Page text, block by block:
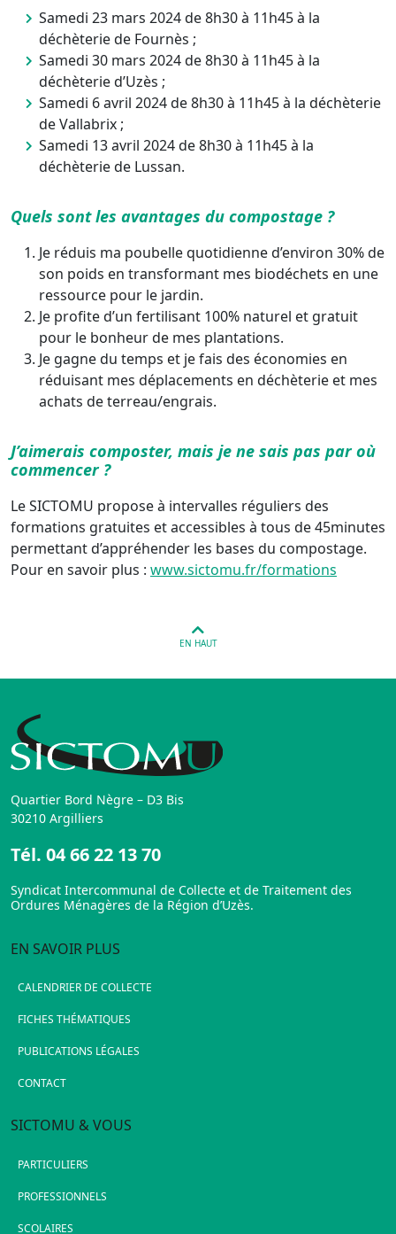
Samedi 23 mars 2024 de 8h30 à 11h45 à la
déchèterie de Fournès ;
Samedi 30 mars 2024 de 8h30 à 11h45 à la
déchèterie d’Uzès ;
Samedi 6 avril 2024 de 8h30 à 11h45 à la déchèterie
de Vallabrix ;
Samedi 13 avril 2024 de 8h30 à 11h45 à la
déchèterie de Lussan.
Quels sont les avantages du compostage ?
Je réduis ma poubelle quotidienne d’environ 30% de
son poids en transformant mes biodéchets en une
ressource pour le jardin.
Je profite d’un fertilisant 100% naturel et gratuit
pour le bonheur de mes plantations.
Je gagne du temps et je fais des économies en
réduisant mes déplacements en déchèterie et mes
achats de terreau/engrais.
J’aimerais composter, mais je ne sais pas par où
commencer ?
Le SICTOMU propose à intervalles réguliers des
formations gratuites et accessibles à tous de 45minutes
permettant d’appréhender les bases du compostage.
Pour en savoir plus : www.sictomu.fr/formations
EN HAUT
Quartier Bord Nègre – D3 Bis
30210 Argilliers
Tél. 04 66 22 13 70
Syndicat Intercommunal de Collecte et de Traitement des
Ordures Ménagères de la Région d’Uzès.
EN SAVOIR PLUS
CALENDRIER DE COLLECTE
FICHES THÉMATIQUES
PUBLICATIONS LÉGALES
CONTACT
SICTOMU & VOUS
PARTICULIERS
PROFESSIONNELS
SCOLAIRES